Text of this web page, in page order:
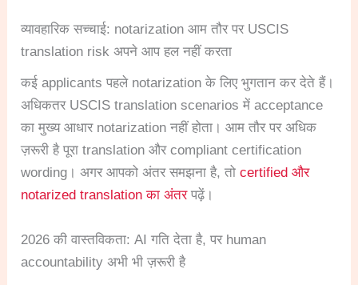
व्यावहारिक सच्चाई: notarization आम तौर पर USCIS
translation risk अपने आप हल नहीं करता
कई applicants पहले notarization के लिए भुगतान कर देते हैं।
अधिकतर USCIS translation scenarios में acceptance
का मुख्य आधार notarization नहीं होता। आम तौर पर अधिक
ज़रूरी है पूरा translation और compliant certification
wording। अगर आपको अंतर समझना है, तोcertified और
notarized translation का अंतरपढ़ें।
2026 की वास्तविकता: AI गति देता है, पर human
accountability अभी भी ज़रूरी है